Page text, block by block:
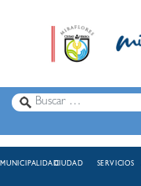
MUNICIPALIDADCIUDAD SERVICIOS